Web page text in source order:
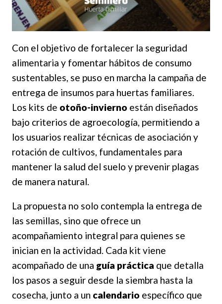
Con el objetivo de fortalecer la seguridad
alimentaria y fomentar hábitos de consumo
sustentables, se puso en marcha la campaña de
entrega de insumos para huertas familiares.
Los kits de otoño-invierno están diseñados
bajo criterios de agroecología, permitiendo a
los usuarios realizar técnicas de asociación y
rotación de cultivos, fundamentales para
mantener la salud del suelo y prevenir plagas
de manera natural.
La propuesta no solo contempla la entrega de
las semillas, sino que ofrece un
acompañamiento integral para quienes se
inician en la actividad. Cada kit viene
acompañado de una guía práctica que detalla
los pasos a seguir desde la siembra hasta la
cosecha, junto a un calendario específico que